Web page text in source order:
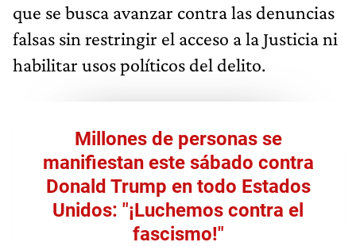
que se busca avanzar contra las denuncias
falsas sin restringir el acceso a la Justicia ni
habilitar usos políticos del delito.
Millones de personas se
manifiestan este sábado contra
Donald Trump en todo Estados
Unidos: "¡Luchemos contra el
fascismo!"